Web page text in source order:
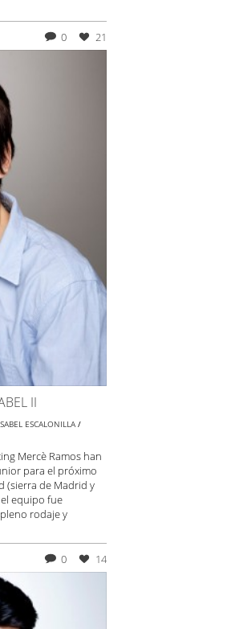
0 21
II
ESCALONILLA/
Mercè Ramos han
para el próximo
(sierra de Madrid y
equipo fue
rodaje y
0 14